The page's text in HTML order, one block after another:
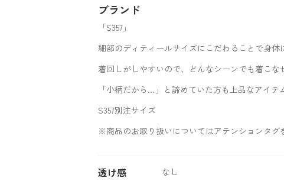
ブランド
「S357」
細部のディティールサイズにこだわることで身体
着回しがしやすいので、どんなシーンでも着こ
「小柄だから…」と諦めていた方も上品なアイ
S357別注サイズ
※商品のお取り扱いについてはアテンションタグ
透け感 なし